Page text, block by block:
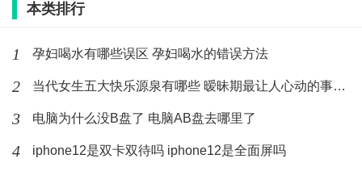
本类排行
1 孕妇喝水有哪些误区 孕妇喝水的错误方法
2 当代女生五大快乐源泉有哪些 暧昧期最让人心动的事有哪些
3 电脑为什么没B盘了 电脑AB盘去哪里了
4 iphone12是双卡双待吗 iphone12是全面屏吗